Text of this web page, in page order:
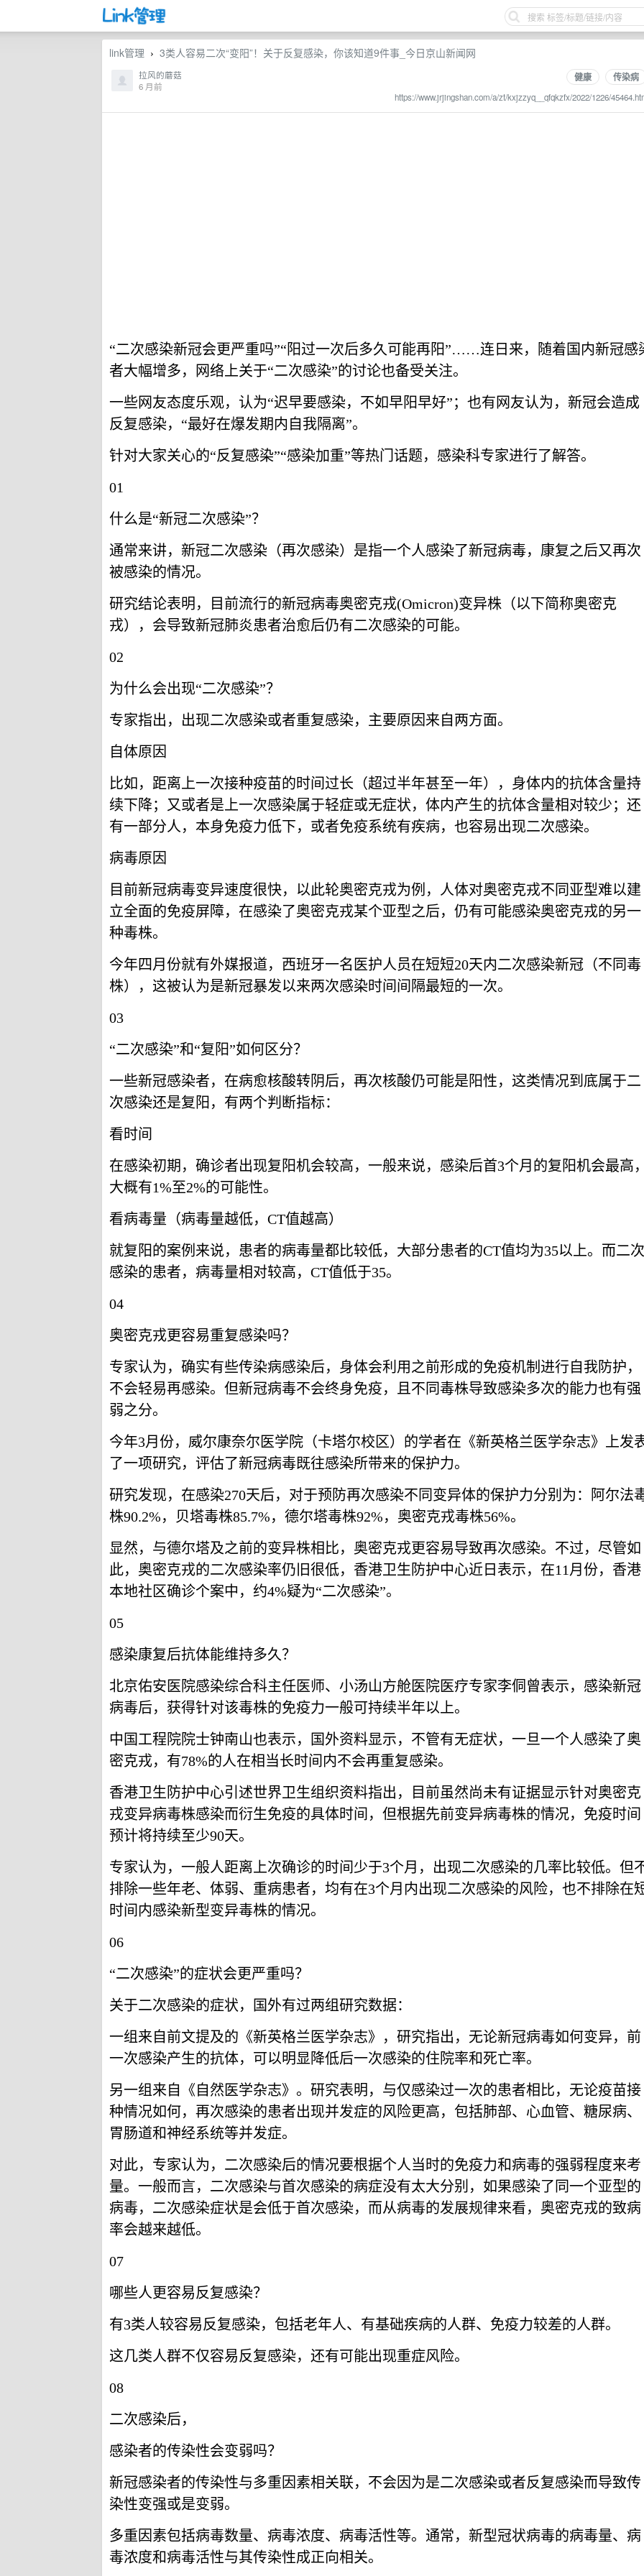
link管理 › 3类人容易二次“变阳”！关于反复感染，你该知道9件事_今日京山新闻网
健康 传染病
https://www.jrjingshan.com/a/zt/kxjzzyq__qfqkzfx/2022/1226/
拉风的蘑菇
6 月前
“二次感染新冠会更严重吗”“阳过一次后多久可能再阳”……连日来，随着国内新冠感
者大幅增多，网络上关于“二次感染”的讨论也备受关注。
一些网友态度乐观，认为“迟早要感染，不如早阳早好”；也有网友认为，新冠会造成
反复感染，“最好在爆发期内自我隔离”。
针对大家关心的“反复感染”“感染加重”等热门话题，感染科专家进行了解答。
01
什么是“新冠二次感染”？
通常来讲，新冠二次感染（再次感染）是指一个人感染了新冠病毒，康复之后又再次
被感染的情况。
研究结论表明，目前流行的新冠病毒奥密克戎(Omicron)变异株（以下简称奥密克
戎），会导致新冠肺炎患者治愈后仍有二次感染的可能。
02
为什么会出现“二次感染”？
专家指出，出现二次感染或者重复感染，主要原因来自两方面。
自体原因
比如，距离上一次接种疫苗的时间过长（超过半年甚至一年），身体内的抗体含量持
续下降；又或者是上一次感染属于轻症或无症状，体内产生的抗体含量相对较少；还
有一部分人，本身免疫力低下，或者免疫系统有疾病，也容易出现二次感染。
病毒原因
目前新冠病毒变异速度很快，以此轮奥密克戎为例，人体对奥密克戎不同亚型难以建
立全面的免疫屏障，在感染了奥密克戎某个亚型之后，仍有可能感染奥密克戎的另一
种毒株。
今年四月份就有外媒报道，西班牙一名医护人员在短短20天内二次感染新冠（不同毒
株），这被认为是新冠暴发以来两次感染时间间隔最短的一次。
03
“二次感染”和“复阳”如何区分？
一些新冠感染者，在病愈核酸转阴后，再次核酸仍可能是阳性，这类情况到底属于二
次感染还是复阳，有两个判断指标：
看时间
在感染初期，确诊者出现复阳机会较高，一般来说，感染后首3个月的复阳机会最高
大概有1%至2%的可能性。
看病毒量（病毒量越低，CT值越高）
就复阳的案例来说，患者的病毒量都比较低，大部分患者的CT值均为35以上。而二次
感染的患者，病毒量相对较高，CT值低于35。
04
奥密克戎更容易重复感染吗？
专家认为，确实有些传染病感染后，身体会利用之前形成的免疫机制进行自我防护，
不会轻易再感染。但新冠病毒不会终身免疫，且不同毒株导致感染多次的能力也有强
弱之分。
今年3月份，威尔康奈尔医学院（卡塔尔校区）的学者在《新英格兰医学杂志》上发
了一项研究，评估了新冠病毒既往感染所带来的保护力。
研究发现，在感染270天后，对于预防再次感染不同变异体的保护力分别为：阿尔法
株90.2%，贝塔毒株85.7%，德尔塔毒株92%，奥密克戎毒株56%。
显然，与德尔塔及之前的变异株相比，奥密克戎更容易导致再次感染。不过，尽管如
此，奥密克戎的二次感染率仍旧很低，香港卫生防护中心近日表示，在11月份，香港
本地社区确诊个案中，约4%疑为“二次感染”。
05
感染康复后抗体能维持多久？
北京佑安医院感染综合科主任医师、小汤山方舱医院医疗专家李侗曾表示，感染新冠
病毒后，获得针对该毒株的免疫力一般可持续半年以上。
中国工程院院士钟南山也表示，国外资料显示，不管有无症状，一旦一个人感染了奥
密克戎，有78%的人在相当长时间内不会再重复感染。
香港卫生防护中心引述世界卫生组织资料指出，目前虽然尚未有证据显示针对奥密克
戎变异病毒株感染而衍生免疫的具体时间，但根据先前变异病毒株的情况，免疫时间
预计将持续至少90天。
专家认为，一般人距离上次确诊的时间少于3个月，出现二次感染的几率比较低。但
排除一些年老、体弱、重病患者，均有在3个月内出现二次感染的风险，也不排除在
时间内感染新型变异毒株的情况。
06
“二次感染”的症状会更严重吗？
关于二次感染的症状，国外有过两组研究数据：
一组来自前文提及的《新英格兰医学杂志》，研究指出，无论新冠病毒如何变异，前
一次感染产生的抗体，可以明显降低后一次感染的住院率和死亡率。
另一组来自《自然医学杂志》。研究表明，与仅感染过一次的患者相比，无论疫苗接
种情况如何，再次感染的患者出现并发症的风险更高，包括肺部、心血管、糖尿病、
胃肠道和神经系统等并发症。
对此，专家认为，二次感染后的情况要根据个人当时的免疫力和病毒的强弱程度来考
量。一般而言，二次感染与首次感染的病症没有太大分别，如果感染了同一个亚型的
病毒，二次感染症状是会低于首次感染，而从病毒的发展规律来看，奥密克戎的致病
率会越来越低。
07
哪些人更容易反复感染？
有3类人较容易反复感染，包括老年人、有基础疾病的人群、免疫力较差的人群。
这几类人群不仅容易反复感染，还有可能出现重症风险。
08
二次感染后，
感染者的传染性会变弱吗？
新冠感染者的传染性与多重因素相关联，不会因为是二次感染或者反复感染而导致传
染性变强或是变弱。
多重因素包括病毒数量、病毒浓度、病毒活性等。通常，新型冠状病毒的病毒量、病
毒浓度和病毒活性与其传染性成正向相关。